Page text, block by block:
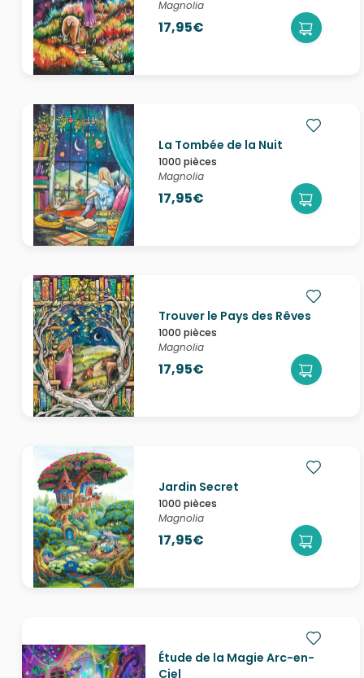
Magnolia
17,95€
La Tombée de la Nuit
1000 pièces
Magnolia
17,95€
Trouver le Pays des Rêves
1000 pièces
Magnolia
17,95€
Jardin Secret
1000 pièces
Magnolia
17,95€
Étude de la Magie Arc-en-
Ciel